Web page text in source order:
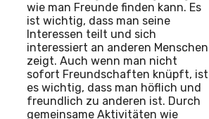
wie man Freunde finden kann. Es
ist wichtig, dass man seine
Interessen teilt und sich
interessiert an anderen Menschen
zeigt. Auch wenn man nicht
sofort Freundschaften knüpft, ist
es wichtig, dass man höflich und
freundlich zu anderen ist. Durch
gemeinsame Aktivitäten wie